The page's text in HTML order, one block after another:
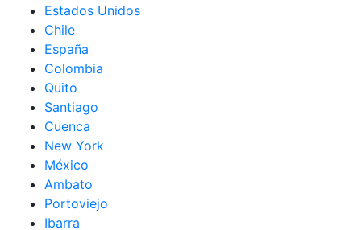
Estados Unidos
Chile
España
Colombia
Quito
Santiago
Cuenca
New York
México
Ambato
Portoviejo
Ibarra